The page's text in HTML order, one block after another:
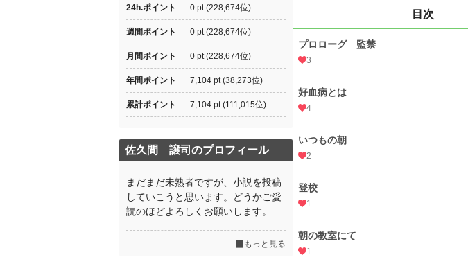
目次
プロローグ 監禁
3
好血病とは
4
いつもの朝
2
登校
1
朝の教室にて
1
24h.ポイント 0 pt (228,674位)
週間ポイント 0 pt (228,674位)
月間ポイント 0 pt (228,674位)
年間ポイント 7,104 pt (38,273位)
累計ポイント 7,104 pt (111,015位)
佐久間 譲司のプロフィール
まだまだ未熟者ですが、小説を投稿
していこうと思います。どうかご愛
読のほどよろしくお願いします。
もっと見る